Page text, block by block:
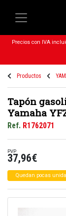
Precios con IVA
Productos
Tapón
Yamaha
Ref. R1762071
PVP
37,96€
Quedan pocas